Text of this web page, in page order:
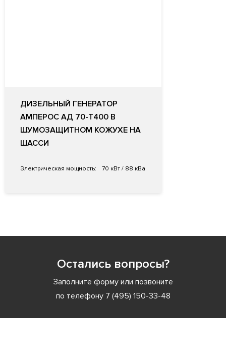
ДИЗЕЛЬНЫЙ ГЕНЕРАТОР
АМПЕРОС АД 70-Т400 В
ШУМОЗАЩИТНОМ КОЖУХЕ НА
ШАССИ
Электрическая мощность: 70 кВт / 88 кВа
Остались вопросы?
Заполните форму или позвоните
по телефону 7 (495) 150-33-48